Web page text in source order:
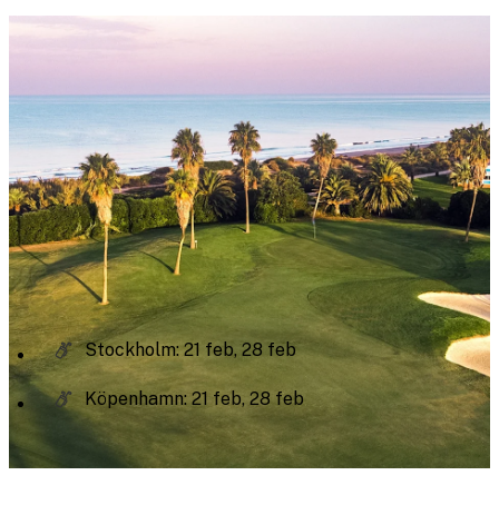
Stockholm: 21 feb, 28 feb
Köpenhamn: 21 feb, 28 feb